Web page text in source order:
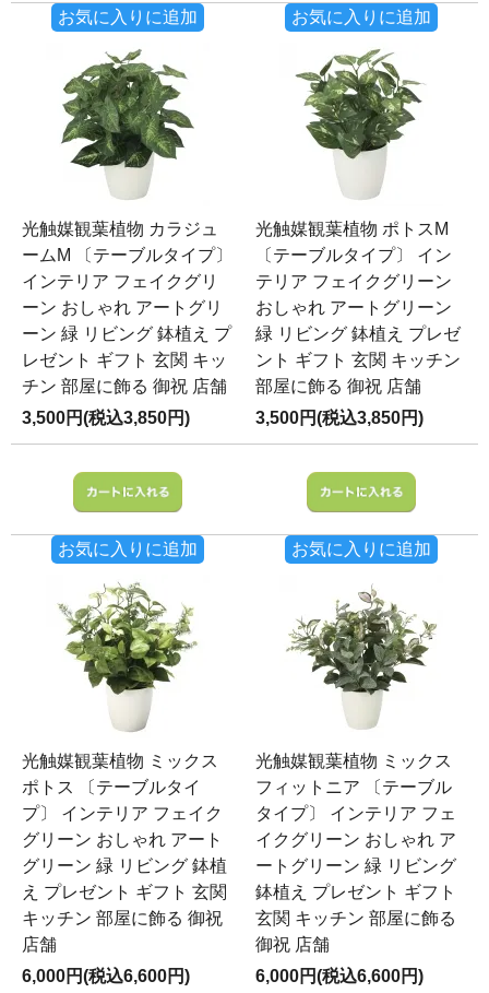
お気に入りに追加 お気に入りに追加
光触媒観葉植物 カラジュ
ームM 〔テーブルタイプ〕
インテリア フェイクグリ
ーン おしゃれ アートグリ
ーン 緑 リビング 鉢植え プ
レゼント ギフト 玄関 キッ
チン 部屋に飾る 御祝 店舗
3,500円(税込3,850円)
お気に入りに追加
光触媒観葉植物 ポトスM
〔テーブルタイプ〕 イン
テリア フェイクグリーン
おしゃれ アートグリーン
緑 リビング 鉢植え プレゼ
ント ギフト 玄関 キッチン
部屋に飾る 御祝 店舗
3,500円(税込3,850円)
お気に入りに追加
光触媒観葉植物 ミックス
ポトス 〔テーブルタイ
プ〕 インテリア フェイク
グリーン おしゃれ アート
グリーン 緑 リビング 鉢植
え プレゼント ギフト 玄関
キッチン 部屋に飾る 御祝
店舗
6,000円(税込6,600円)
光触媒観葉植物 ミックス
フィットニア 〔テーブル
タイプ〕 インテリア フェ
イクグリーン おしゃれ ア
ートグリーン 緑 リビング
鉢植え プレゼント ギフト
玄関 キッチン 部屋に飾る
御祝 店舗
6,000円(税込6,600円)